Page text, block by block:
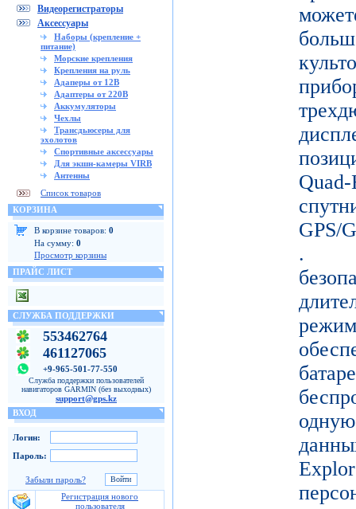
Видеорегистраторы
Аксессуары
Наборы (крепление +
питание)
Морские крепления
Крепления на руль
Адаперы от 12В
Адаптеры от 220В
Аккумуляторы
Чехлы
Трансдьюсеры для
эхолотов
Спортивные аксессуары
Для экшн-камеры VIRB
Антенны
Список товаров
КОРЗИНА
В корзине товаров: 0
На сумму: 0
Просмотр корзины
ПРАЙС ЛИСТ
СЛУЖБА ПОДДЕРЖКИ
553462764
461127065
+9-965-501-77-550
Служба поддержки пользователей
навигаторов GARMIN (без выходных)
support@gps.kz
ВХОД
Логин:
Пароль:
Забыли пароль?
Регистрация нового
пользователя
GPS/
.